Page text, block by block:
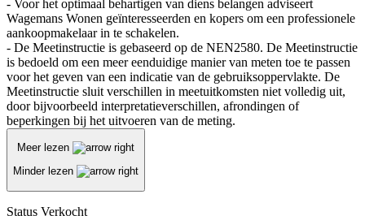
- Voor het optimaal behartigen van diens belangen adviseert
Wagemans Wonen geïnteresseerden en kopers om een professionele
aankoopmakelaar in te schakelen.
- De Meetinstructie is gebaseerd op de NEN2580. De Meetinstructie
is bedoeld om een meer eenduidige manier van meten toe te passen
voor het geven van een indicatie van de gebruiksoppervlakte. De
Meetinstructie sluit verschillen in meetuitkomsten niet volledig uit,
door bijvoorbeeld interpretatieverschillen, afrondingen of
beperkingen bij het uitvoeren van de meting.
Meer lezen
Minder lezen
Status Verkocht